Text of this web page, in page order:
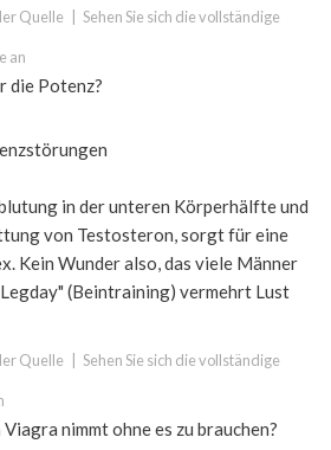
Quelle Sehen Sie sich die vollständige
an
die Potenz?
in der unteren Körperhälfte und
von Testosteron, sorgt für eine
Kein Wunder also, das viele Männer
(Beintraining) vermehrt Lust
Quelle Sehen Sie sich die vollständige
nimmt ohne es zu brauchen?